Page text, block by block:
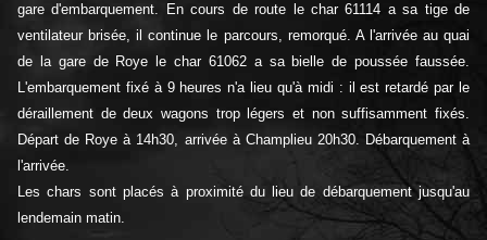
gare d'embarquement. En cours de route le char 61114 a sa tige de
ventilateur brisée, il continue le parcours, remorqué. A l'arrivée au quai
de la gare de Roye le char 61062 a sa bielle de poussée faussée.
L'embarquement fixé à 9 heures n'a lieu qu'à midi : il est retardé par le
déraillement de deux wagons trop légers et non suffisamment fixés.
Départ de Roye à 14h30, arrivée à Champlieu 20h30. Débarquement à
l'arrivée.
Les chars sont placés à proximité du lieu de débarquement jusqu'au
lendemain matin.